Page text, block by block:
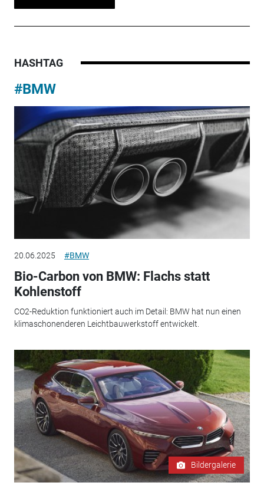
HASHTAG
#BMW
20.06.2025 #BMW
Bio-Carbon von BMW: Flachs statt
Kohlenstoff
CO2-Reduktion funktioniert auch im Detail: BMW hat nun einen
klimaschonenderen Leichtbauwerkstoff entwickelt.
Bildergalerie